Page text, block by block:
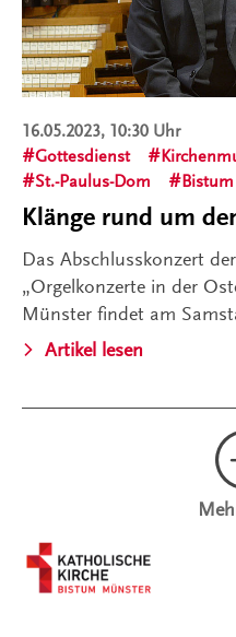
16.05.2023, 10:30 Uhr
Gottesdienst
St.-Paulus-Dom
Klänge rund um
Das Abschlusskonzert
„Orgelkonzerte in der
Münster findet am
Artikel lesen